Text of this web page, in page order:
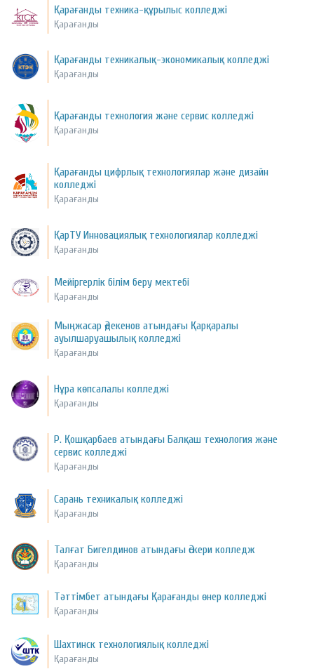
Қарағанды техника-құрылыс колледжі
Қарағанды
Қарағанды техникалық-экономикалық колледжі
Қарағанды
Қарағанды технология және сервис колледжі
Қарағанды
Қарағанды цифрлық технологиялар және дизайн
колледжі
Қарағанды
ҚарТУ Инновациялық технологиялар колледжі
Қарағанды
Мейіргерлік білім беру мектебі
Қарағанды
Мыңжасар Әдекенов атындағы Қарқаралы
ауылшаруашылық колледжі
Қарағанды
Нұра көпсалалы колледжі
Қарағанды
Р. Қошқарбаев атындағы Балқаш технология және
сервис колледжі
Қарағанды
Сарань техникалық колледжі
Қарағанды
Талғат Бигелдинов атындағы Әскери колледж
Қарағанды
Тәттімбет атындағы Қарағанды өнер колледжі
Қарағанды
Шахтинск технологиялық колледжі
Қарағанды